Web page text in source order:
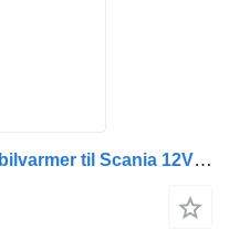
Scania Incalzitor de apa 8539 bilvarmer til Scania 12V lastbil